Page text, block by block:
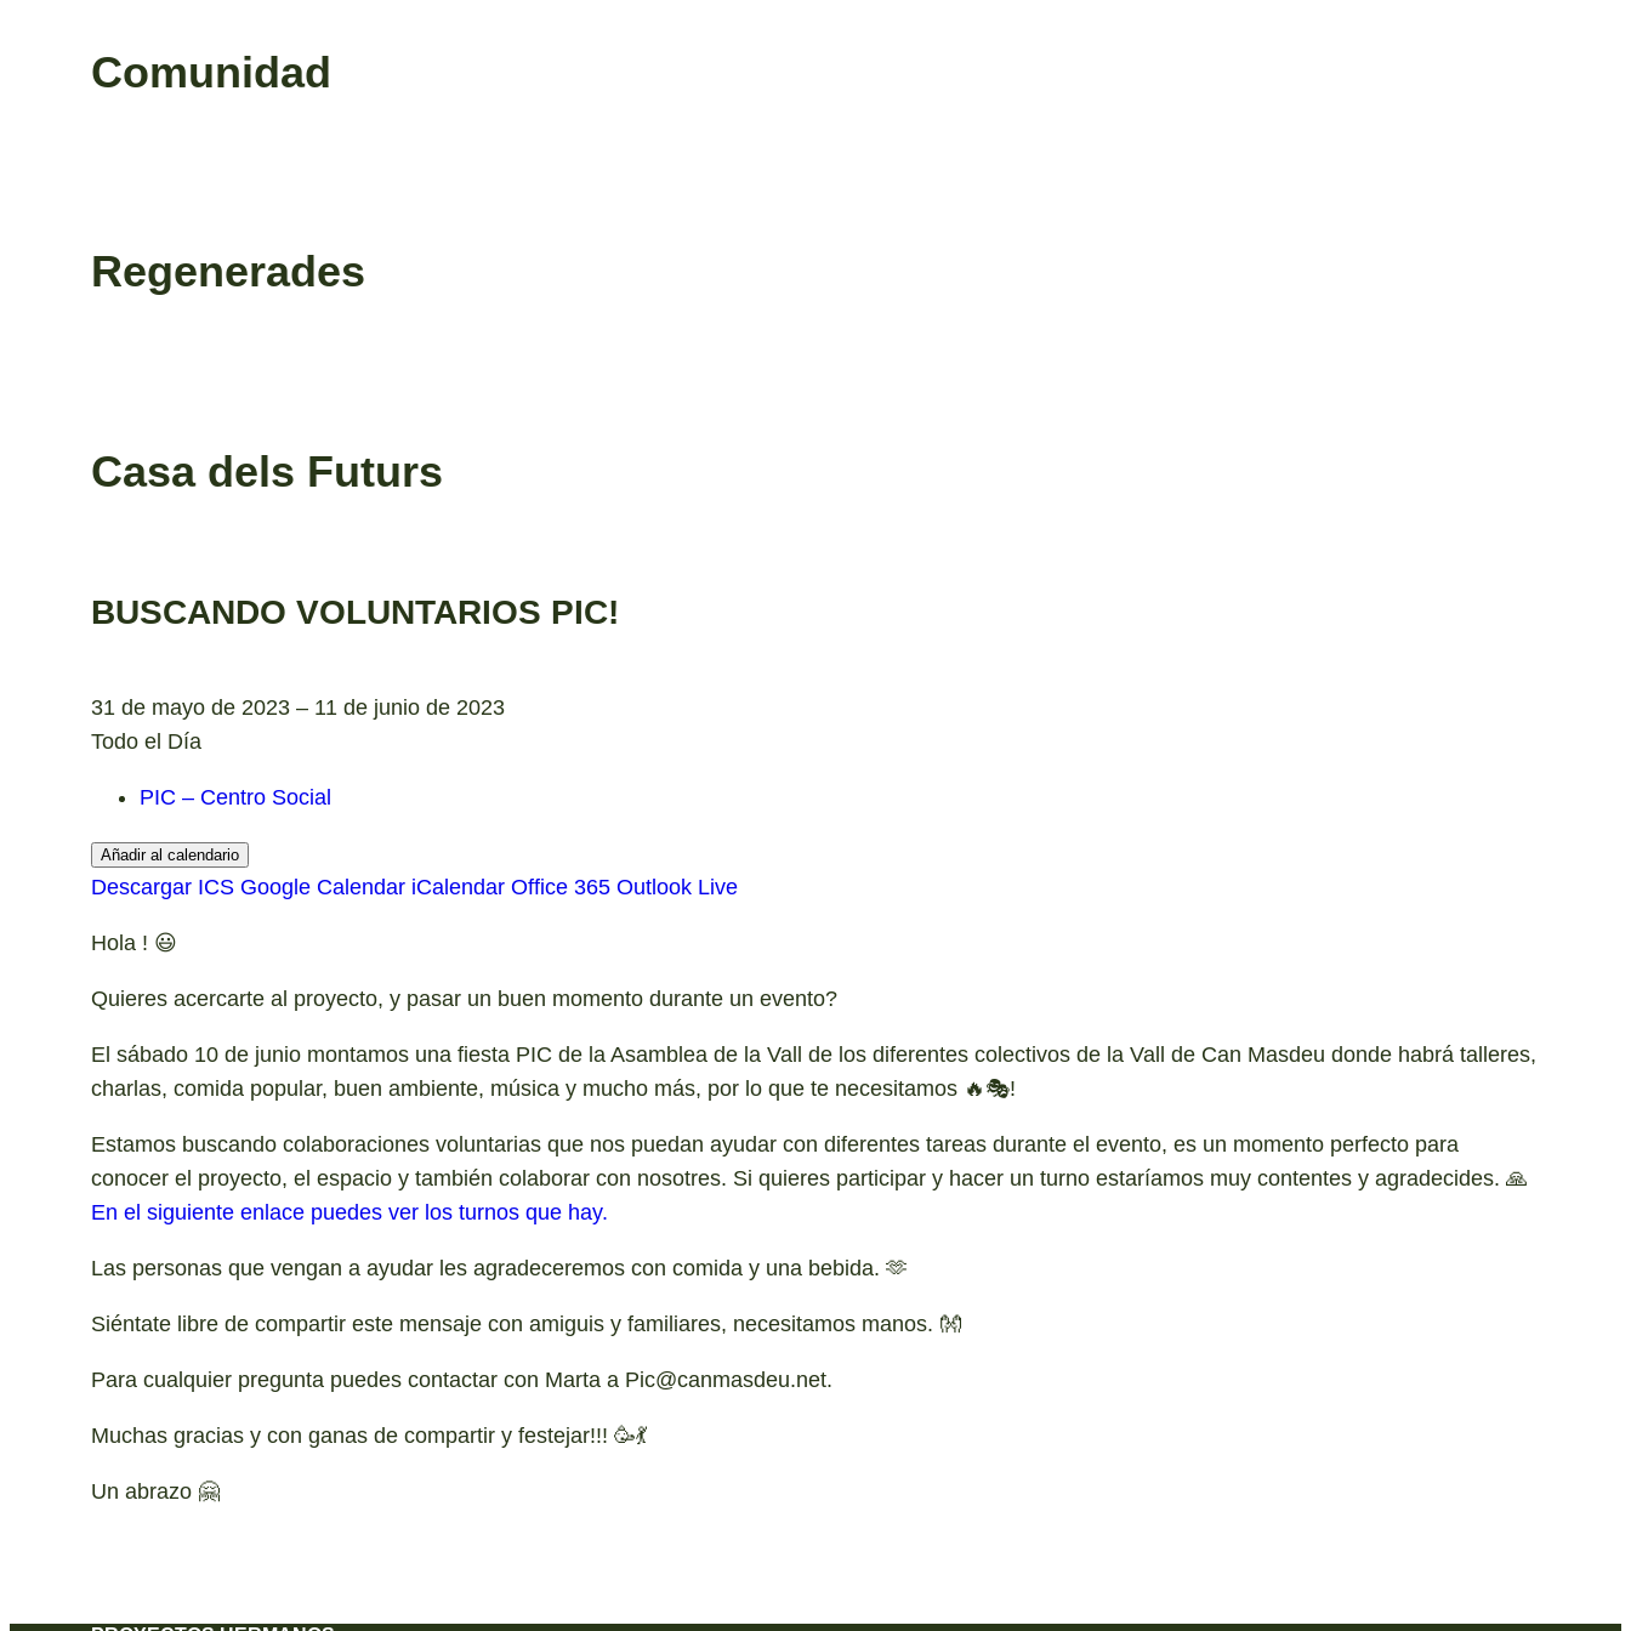
Comunidad
Regenerades
Casa dels Futurs
BUSCANDO VOLUNTARIOS PIC!
31 de mayo de 2023 – 11 de junio de 2023
Todo el Día
PIC – Centro Social
Añadir al calendario
Descargar ICS Google Calendar iCalendar Office 365 Outlook Live
Hola ! 😃
Quieres acercarte al proyecto, y pasar un buen momento durante un evento?
El sábado 10 de junio montamos una fiesta PIC de la Asamblea de la Vall de los diferentes colectivos de la Vall de Can Masdeu donde habrá talleres,
charlas, comida popular, buen ambiente, música y mucho más, por lo que te necesitamos 🔥🎭!
Estamos buscando colaboraciones voluntarias que nos puedan ayudar con diferentes tareas durante el evento, es un momento perfecto para
conocer el proyecto, el espacio y también colaborar con nosotres. Si quieres participar y hacer un turno estaríamos muy contentes y agradecides. 🙏
En el siguiente enlace puedes ver los turnos que hay.
Las personas que vengan a ayudar les agradeceremos con comida y una bebida. 🫶
Siéntate libre de compartir este mensaje con amiguis y familiares, necesitamos manos. 👐
Para cualquier pregunta puedes contactar con Marta a Pic@canmasdeu.net.
Muchas gracias y con ganas de compartir y festejar!!! 🥳💃
Un abrazo 🤗